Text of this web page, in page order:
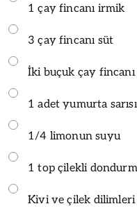
1 çay fincanı irmik
3 çay fincanı süt
İki buçuk çay
1 adet yumurta sarısı
1/4 limonun suyu
1 top çilekli
Kivi ve çilek dilimleri